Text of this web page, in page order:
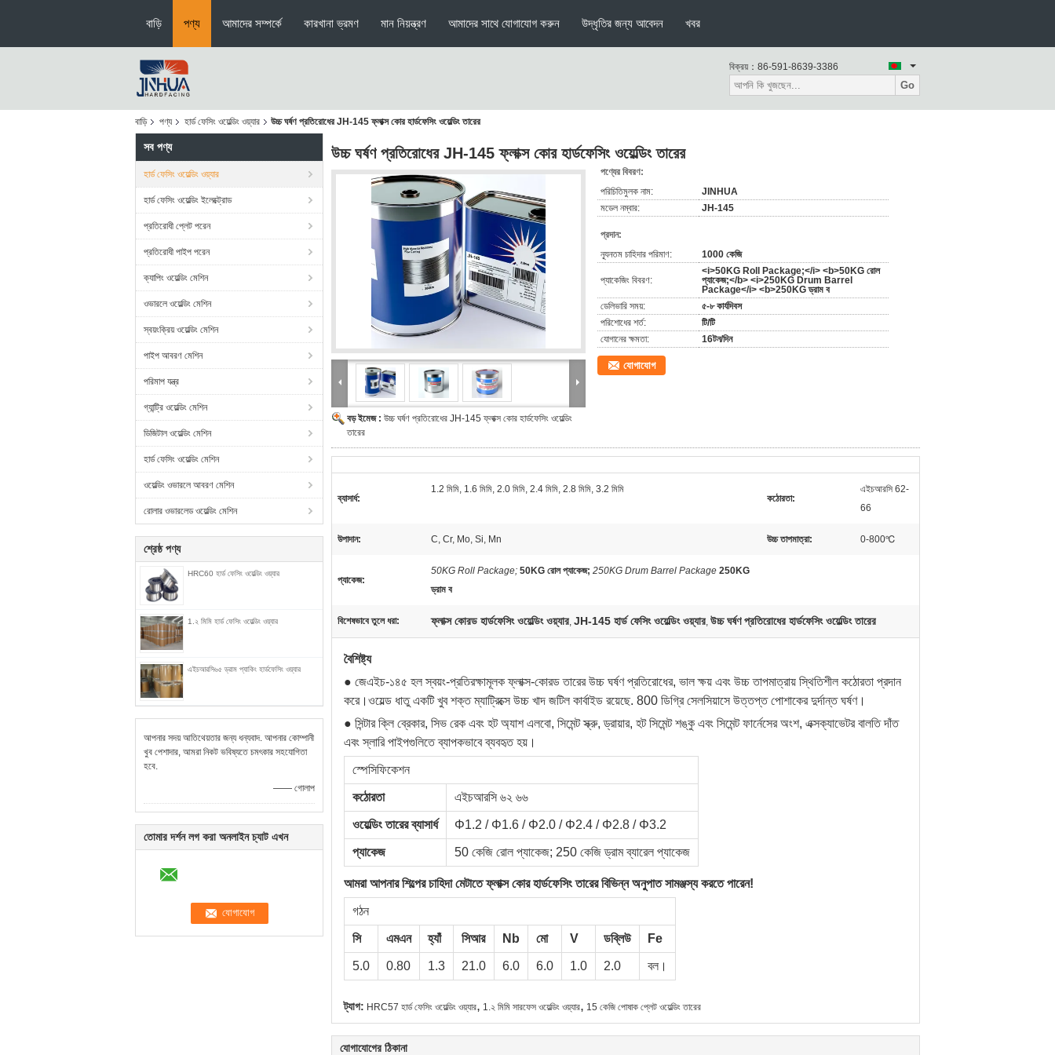
বাড়ি পণ্য আমাদের সম্পর্কে কারখানা ভ্রমণ মান নিয়ন্ত্রণ আমাদের সাথে যোগাযোগ করুন উদ্ধৃতির জন্য আবেদন খবর
বিক্রয়： 86-591-8639-3386
Go
বাড়ি পণ্য হার্ড ফেসিং ওয়েল্ডিং ওয়্যার উচ্চ ঘর্ষণ প্রতিরোধের JH-145 ফ্লাক্স কোর হার্ডফেসিং ওয়েল্ডিং তারের
সব পণ্য
হার্ড ফেসিং ওয়েল্ডিং ওয়্যার
হার্ড ফেসিং ওয়েল্ডিং ইলেক্ট্রোড
প্রতিরোধী প্লেট পরেন
প্রতিরোধী পাইপ পরেন
ক্যাপিং ওয়েল্ডিং মেশিন
ওভারলে ওয়েল্ডিং মেশিন
স্বয়ংক্রিয় ওয়েল্ডিং মেশিন
পাইপ আবরণ মেশিন
পরিমাপ যন্ত্র
গ্যান্ট্রি ওয়েল্ডিং মেশিন
ডিজিটাল ওয়েল্ডিং মেশিন
হার্ড ফেসিং ওয়েল্ডিং মেশিন
ওয়েল্ডিং ওভারলে আবরণ মেশিন
রোলার ওভারলেড ওয়েল্ডিং মেশিন
শ্রেষ্ঠ পণ্য
HRC60 হার্ড ফেসিং ওয়েল্ডিং ওয়্যার
1.২ মিমি হার্ড ফেসিং ওয়েল্ডিং ওয়্যার
এইচআরসি৬৫ ড্রাম প্যাকিং হার্ডফেসিং ওয়্যার
আপনার সদয় আতিথেয়তার জন্য ধন্যবাদ. আপনার কোম্পানী
খুব পেশাদার, আমরা নিকট ভবিষ্যতে চমৎকার সহযোগিতা
হবে.
—— গোলাপ
তোমার দর্শন লগ করা অনলাইন চ্যাট এখন
উচ্চ ঘর্ষণ প্রতিরোধের JH-145 ফ্লাক্স কোর হার্ডফেসিং ওয়েল্ডিং তারের
বড় ইমেজ : উচ্চ ঘর্ষণ প্রতিরোধের JH-145 ফ্লাক্স কোর হার্ডফেসিং ওয়েল্ডিং
তারের
পণ্যের বিবরণ:
পরিচিতিমুলক নাম:
JINHUA
মডেল নম্বার:
JH-145
প্রদান:
ন্যূনতম চাহিদার পরিমাণ:
1000 কেজি
প্যাকেজিং বিবরণ:
<i>50KG Roll Package;</i> <b>50KG রোল
প্যাকেজ;</b> <i>250KG Drum Barrel
Package</i> <b>250KG ড্রাম ব
ডেলিভারি সময়:
৫-৮ কার্যদিবস
পরিশোধের শর্ত:
টি/টি
যোগানের ক্ষমতা:
16টন/দিন
যোগাযোগ
ব্যাসার্ধ:
1.2 মিমি, 1.6 মিমি, 2.0 মিমি, 2.4 মিমি, 2.8 মিমি, 3.2 মিমি
কঠোরতা:
এইচআরসি 62-
66
উপাদান: C, Cr, Mo, Si, Mn উচ্চ তাপমাত্রা: 0-800℃
প্যাকেজ:
50KG Roll Package; 50KG রোল প্যাকেজ; 250KG Drum Barrel Package 250KG
ড্রাম ব
বিশেষভাবে তুলে ধরা: ফ্লাক্স কোরড হার্ডফেসিং ওয়েল্ডিং ওয়্যার, JH-145 হার্ড ফেসিং ওয়েল্ডিং ওয়্যার, উচ্চ ঘর্ষণ প্রতিরোধের হার্ডফেসিং ওয়েল্ডিং তারের
বৈশিষ্ট্য
● জেএইচ-১৪৫ হল স্বয়ং-প্রতিরক্ষামূলক ফ্লাক্স-কোরড তারের উচ্চ ঘর্ষণ প্রতিরোধের, ভাল ক্ষয় এবং উচ্চ তাপমাত্রায় স্থিতিশীল কঠোরতা প্রদান
করে।ওয়েল্ড ধাতু একটি খুব শক্ত ম্যাট্রিক্সে উচ্চ খাদ জটিল কার্বাইড রয়েছে. 800 ডিগ্রি সেলসিয়াসে উত্তপ্ত পোশাকের দুর্দান্ত ঘর্ষণ।
● সিন্টার ক্লি ব্রেকার, সিভ রেক এবং হট অ্যাশ এলবো, সিমেন্ট স্ক্রু, ড্রায়ার, হট সিমেন্ট শঙ্কু এবং সিমেন্ট ফার্নেসের অংশ, এক্সক্যাভেটর বালতি দাঁত
এবং স্লারি পাইপগুলিতে ব্যাপকভাবে ব্যবহৃত হয়।
স্পেসিফিকেশন
কঠোরতা এইচআরসি ৬২ ৬৬
ওয়েল্ডিং তারের ব্যাসার্ধ Φ1.2 / Φ1.6 / Φ2.0 / Φ2.4 / Φ2.8 / Φ3.2
প্যাকেজ 50 কেজি রোল প্যাকেজ; 250 কেজি ড্রাম ব্যারেল প্যাকেজ
আমরা আপনার শিল্পের চাহিদা মেটাতে ফ্লাক্স কোর হার্ডফেসিং তারের বিভিন্ন অনুপাত সামঞ্জস্য করতে পারেন!
গঠন
সি এমএন হ্যাঁ সিআর Nb মো V ডব্লিউ Fe
5.0 0.80 1.3 21.0 6.0 6.0 1.0 2.0 বল।
ট্যাগ: HRC57 হার্ড ফেসিং ওয়েল্ডিং ওয়্যার, 1.২ মিমি সারফেস ওয়েল্ডিং ওয়্যার, 15 কেজি পোষাক প্লেট ওয়েল্ডিং তারের
যোগাযোগের ঠিকানা